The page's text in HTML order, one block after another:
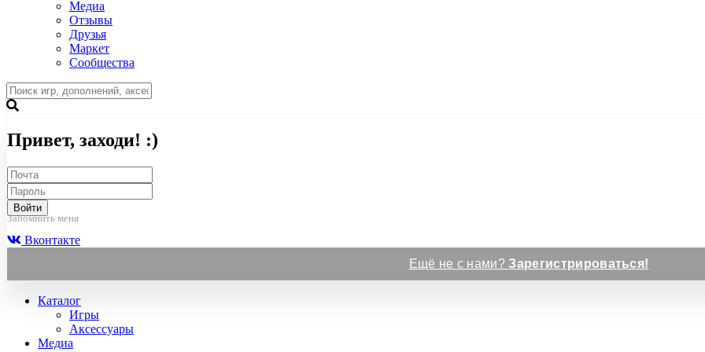
Медиа
Отзывы
Друзья
Маркет
Сообщества
Привет, заходи! :)
Войти
Запомнить меня
Вконтакте
Ещё не с нами?Зарегистрироваться!
Каталог
Игры
Аксессуары
Медиа